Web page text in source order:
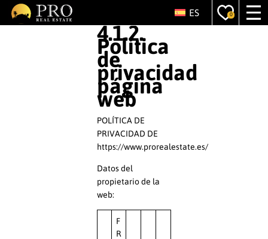
ES 0
4.1.2.
Política
de
privacidad
página
web
POLÍTICA DE
PRIVACIDAD DE
https://www.prorealestate.es/
Datos del
propietario de la
web:
F
R